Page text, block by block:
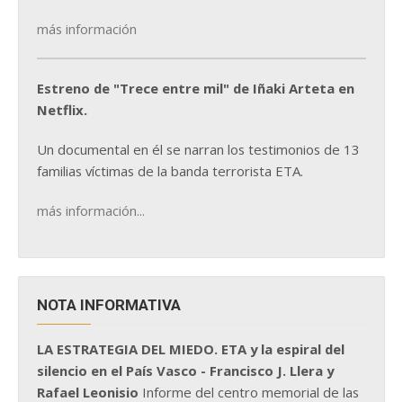
más información
Estreno de "Trece entre mil" de Iñaki Arteta en
Netflix.
Un documental en él se narran los testimonios de 13
familias víctimas de la banda terrorista ETA.
más información...
NOTA INFORMATIVA
LA ESTRATEGIA DEL MIEDO. ETA y la espiral del
silencio en el País Vasco - Francisco J. Llera y
Rafael Leonisio Informe del centro memorial de las